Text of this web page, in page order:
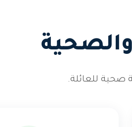
صحية للعائلة.